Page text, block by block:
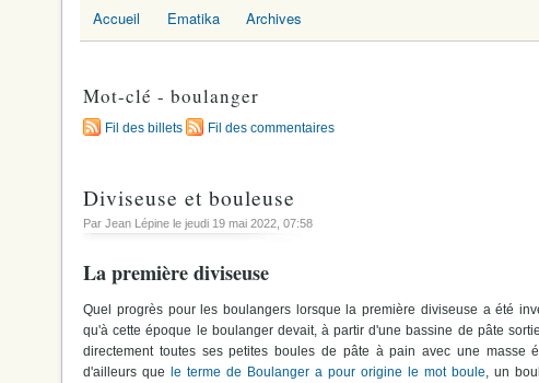
Accueil Ematika Archives
Mot-clé - boulanger
Fil des billets Fil des commentaires
Diviseuse et bouleuse
Par Jean Lépine lejeudi 19 mai 2022 , 07:58
La première diviseuse
Quel progrès pour les boulangers lorsque la première diviseuse a été
qu'à cette époque le boulanger devait, à partir d'une bassine de pâte
directement toutes ses petites boules de pâte à pain avec une masse
d'ailleurs quele terme de Boulanger a pour origine le mot boule, un